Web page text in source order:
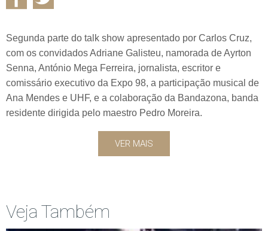
Segunda parte do talk show apresentado por Carlos Cruz,
com os convidados Adriane Galisteu, namorada de Ayrton
Senna, António Mega Ferreira, jornalista, escritor e
comissário executivo da Expo 98, a participação musical de
Ana Mendes e UHF, e a colaboração da Bandazona, banda
residente dirigida pelo maestro Pedro Moreira.
VER MAIS
Veja Também